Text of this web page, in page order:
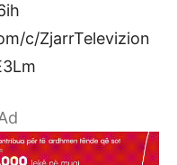
c/ZjarrTelevizion